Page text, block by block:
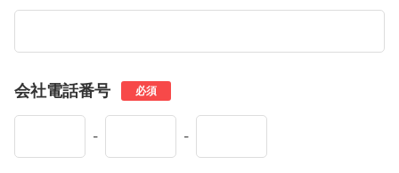
会社電話番号 必須
- -